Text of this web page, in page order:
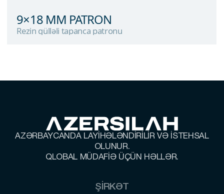
9×18 MM PATRON
Rezin gülləli tapanca patronu
AZƏRBAYCANDA LAYİHƏLƏNDİRİLİR VƏ İSTEHSAL
OLUNUR.
QLOBAL MÜDAFİƏ ÜÇÜN HƏLLƏR.
ŞİRKƏT